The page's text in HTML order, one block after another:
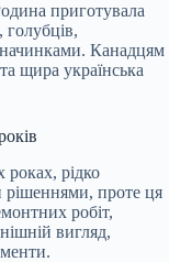
приготувала
голубців,
начинками. Канадцям
щира українська
рідко
рішеннями, проте ця
робіт,
вигляд,